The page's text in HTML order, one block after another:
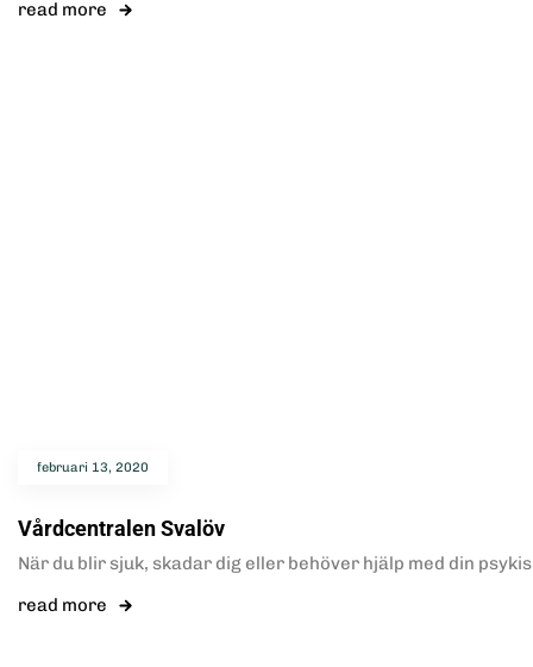
read more
februari 13, 2020
Vårdcentralen Svalöv
När du blir sjuk, skadar dig eller behöver hjälp med din
read more